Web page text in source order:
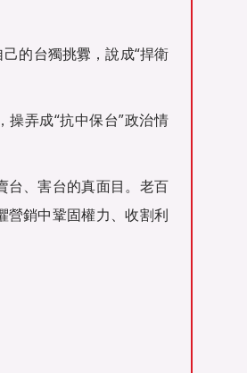
的台獨挑釁，說成“捍衛
操弄成“抗中保台”政治情
台、害台的真面目。老百
營銷中鞏固權力、收割利